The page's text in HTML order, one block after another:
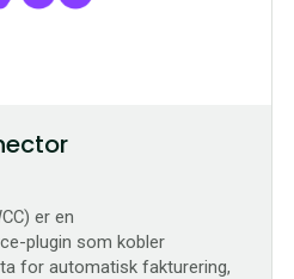
er en
plugin som kobler
for automatisk fakturering,